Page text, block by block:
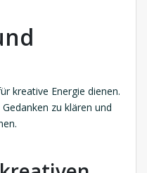
kreative Energie dienen.
zu klären und